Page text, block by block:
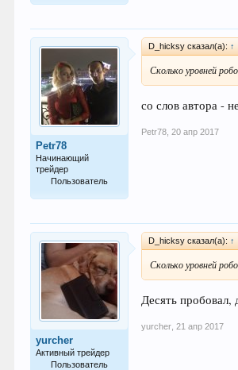
Petr78
Начинающий
трейдер
Пользователь
D_hicksy сказал(а): ↑
Сколько уровней
со слов автора -
Petr78 20 апр 2017
yurcher
Активный трейдер
Пользователь
D_hicksy сказал(а): ↑
Сколько уровней
Десять пробовал,
yurcher 21 апр 2017